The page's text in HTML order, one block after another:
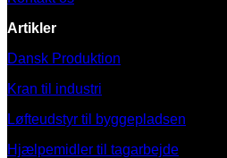
Artikler
Dansk Produktion
Kran til industri
Løfteudstyr til byggepladsen
Hjælpemidler til tagarbejde